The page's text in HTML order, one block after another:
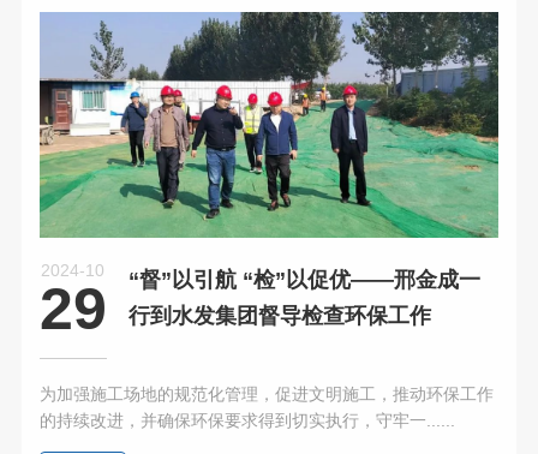
2024-10
29
“督”以引航 “检”以促优——邢金成一
行到水发集团督导检查环保工作
为加强施工场地的规范化管理，促进文明施工，推动环保工作
的持续改进，并确保环保要求得到切实执行，守牢一......